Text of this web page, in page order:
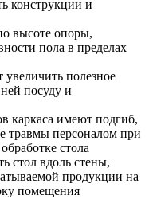
конструкции и
высоте опоры,
пола в пределах
полезное
посуду и
каркаса имеют подгиб,
травмы персоналом при
стола
стол вдоль стены,
продукции на
помещения